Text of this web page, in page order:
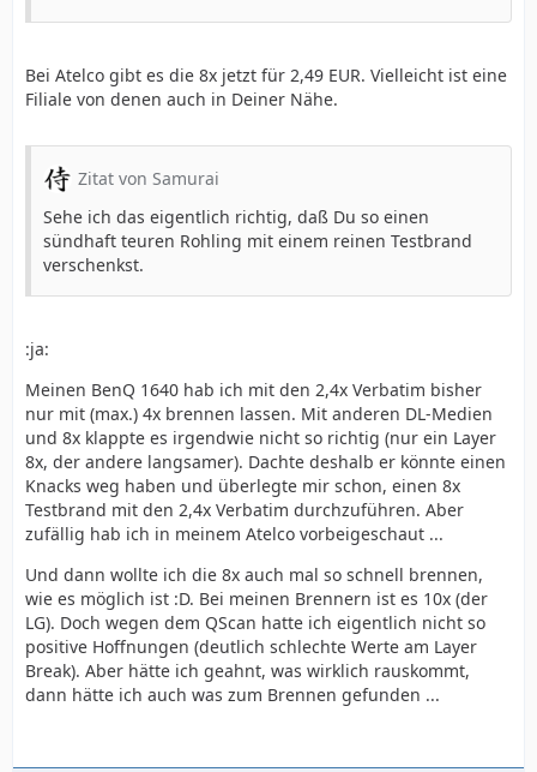
Bei Atelco gibt es die 8x jetzt für 2,49 EUR. Vielleicht ist eine
Filiale von denen auch in Deiner Nähe.
Zitat von Samurai
Sehe ich das eigentlich richtig, daß Du so einen
sündhaft teuren Rohling mit einem reinen Testbrand
verschenkst.
:ja:
Meinen BenQ 1640 hab ich mit den 2,4x Verbatim bisher
nur mit (max.) 4x brennen lassen. Mit anderen DL-Medien
und 8x klappte es irgendwie nicht so richtig (nur ein Layer
8x, der andere langsamer). Dachte deshalb er könnte einen
Knacks weg haben und überlegte mir schon, einen 8x
Testbrand mit den 2,4x Verbatim durchzuführen. Aber
zufällig hab ich in meinem Atelco vorbeigeschaut ...
Und dann wollte ich die 8x auch mal so schnell brennen,
wie es möglich ist :D. Bei meinen Brennern ist es 10x (der
LG). Doch wegen dem QScan hatte ich eigentlich nicht so
positive Hoffnungen (deutlich schlechte Werte am Layer
Break). Aber hätte ich geahnt, was wirklich rauskommt,
dann hätte ich auch was zum Brennen gefunden ...